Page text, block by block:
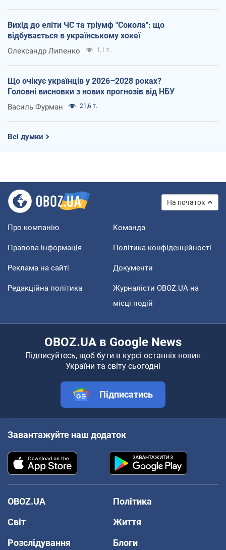
Вихід до еліти ЧС та тріумф "Сокола": що
відбувається в українському хокеї
Олександр Липенко 1,1 т.
Що очікує українців у 2026–2028 роках?
Головні висновки з нових прогнозів від НБУ
Василь Фурман 21,6 т.
Всі думки
На початок
Про компанію Команда
Правова інформація Політика конфіденційності
Реклама на сайті Документи
Редакційна політика
Журналісти OBOZ.UA на
місці подій
OBOZ.UA в Google News
Підписуйтесь, щоб бути в курсі останніх новин
України та світу сьогодні
Підписатись
Завантажуйте наш додаток
OBOZ.UA
Політика
Світ
Життя
Розслідування
Блоги